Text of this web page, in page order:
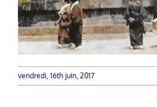
vendredi, 16th juin, 2017